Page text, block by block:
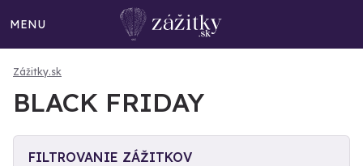
MENU
Zážitky.sk
BLACK FRIDAY
FILTROVANIE ZÁŽITKOV